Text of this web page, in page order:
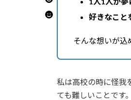
好きなこと
そんな想いが込
私は高校の時に怪我
ても難しいことです。